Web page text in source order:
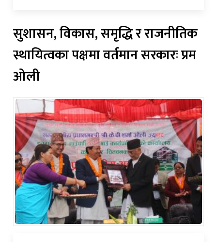
सुशासन, विकास, समृद्धि र राजनीतिक
स्थायित्वका पक्षमा वर्तमान सरकारः प्रम
ओली